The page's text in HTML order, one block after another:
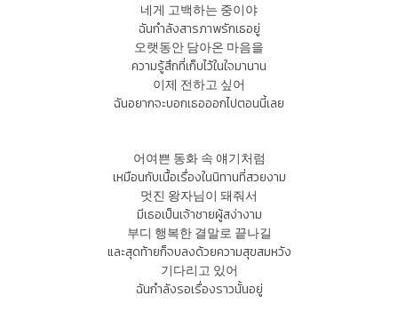
네게 고백하는 중이야
ฉันกำลังสารภาพรักเธอยู่
오랫동안 담아온 마음을
ความรู้สึกที่เก็บไว้ในใจมานาน
이제 전하고 싶어
ฉันอยากจะบอกเธอออกไปตอนนี้เลย
어여쁜 동화 속 얘기처럼
เหมือนกับเนื้อเรื่องในนิทานที่สวยงาม
멋진 왕자님이 돼줘서
มีเธอเป็นเจ้าชายผู้สง่างาม
부디 행복한 결말로 끝나길
และสุดท้ายก็จบลงด้วยความสุขสมหวัง
기다리고 있어
ฉันกำลังรอเรื่องราวนั้นอยู่